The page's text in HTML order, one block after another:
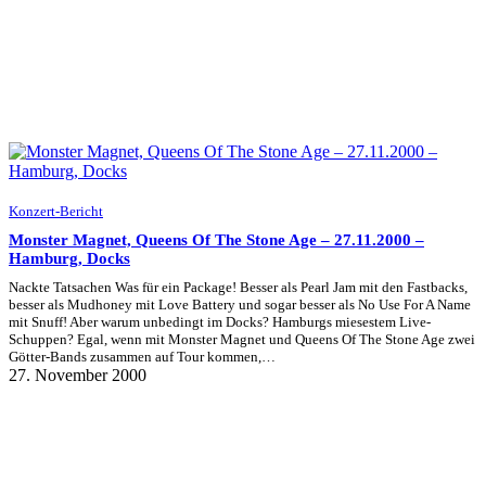
Konzert-Bericht
Monster Magnet, Queens Of The Stone Age – 27.11.2000 –
Hamburg, Docks
Nackte Tatsachen Was für ein Package! Besser als Pearl Jam mit den Fastbacks,
besser als Mudhoney mit Love Battery und sogar besser als No Use For A Name
mit Snuff! Aber warum unbedingt im Docks? Hamburgs miesestem Live-
Schuppen? Egal, wenn mit Monster Magnet und Queens Of The Stone Age zwei
Götter-Bands zusammen auf Tour kommen,…
27. November 2000